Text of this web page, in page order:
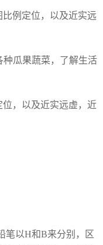
例定位，以及近实远
瓜果蔬菜，了解生活
，以及近实远虚，近
以H和B来分别，区